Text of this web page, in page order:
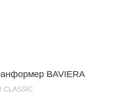
BAVIERA
CLASSIC